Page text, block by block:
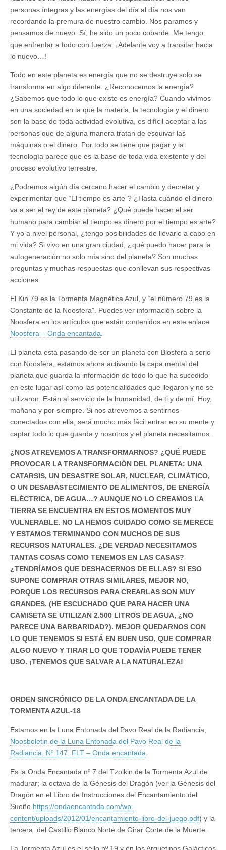
personas íntegras y las energías del día al día nos van
recordando la premura de nuestro cambio. Nos paramos y
pensamos de nuevo. Sí, he sido un poco cobarde. Me tengo
que enfrentar a todo con fuerza. ¡Adelante voy a transitar hacia
lo nuevo…!
Todo en este planeta es energía que no se destruye solo se
transforma en algo diferente. ¿Reconocemos la energía?
¿Sabemos que todo lo que existe es energía? Cuando vivimos
en una sociedad en la que la materia, la tecnología y el dinero
son la base de toda actividad evolutiva, es difícil aceptar a las
personas que de alguna manera tratan de esquivar las
máquinas o el dinero. Por todo se tiene que pagar y la
tecnología parece que es la base de toda vida existente y del
proceso evolutivo terrestre.
¿Podremos algún día cercano hacer el cambio y decretar y
experimentar que “El tiempo es arte”? ¿Hasta cuándo el dinero
va a ser el rey de este planeta? ¿Qué puede hacer el ser
humano para cambiar el tiempo es dinero por el tiempo es arte?
Y yo a nivel personal, ¿tengo posibilidades de llevarlo a cabo en
mi vida? Si vivo en una gran ciudad, ¿qué puedo hacer para la
autogeneración no solo mía sino del planeta? Son muchas
preguntas y muchas respuestas que conllevan sus respectivas
acciones.
El Kin 79 es la Tormenta Magnética Azul, y “el número 79 es la
Constante de la Noosfera”. Puedes ver información sobre la
Noosfera en los artículos que están contenidos en este enlace
Noosfera – Onda encantada.
El planeta está pasando de ser un planeta con Biosfera a serlo
con Noosfera, estamos ahora activando la capa mental del
planeta que guarda la información de todo lo que ha sucedido
en este lugar así como las potencialidades que llegaron y no se
utilizaron. Están al servicio de la humanidad, de ti y de mí. Hoy,
mañana y por siempre. Si nos atrevemos a sentirnos
conectados con ella, será mucho más fácil entrar en su mente y
captar todo lo que guarda y nosotros y el planeta necesitamos.
¿NOS ATREVEMOS A TRANSFORMARNOS? ¿QUÉ PUEDE
PROVOCAR LA TRANSFORMACIÓN DEL PLANETA: UNA
CATARSIS, UN DESASTRE SOLAR, NUCLEAR, CLIMÁTICO,
O UN DESABASTECIMIENTO DE ALIMENTOS, DE ENERGÍA
ELÉCTRICA, DE AGUA…? AUNQUE NO LO CREAMOS LA
TIERRA SE ENCUENTRA EN ESTOS MOMENTOS MUY
VULNERABLE. NO LA HEMOS CUIDADO COMO SE MERECE
Y ESTAMOS TERMINANDO CON MUCHOS DE SUS
RECURSOS NATURALES. ¿DE VERDAD NECESITAMOS
TANTAS COSAS COMO TENEMOS EN LAS CASAS?
¿TENDRÍAMOS QUE DESHACERNOS DE ELLAS? SI ESO
SUPONE COMPRAR OTRAS SIMILARES, MEJOR NO,
PORQUE LOS RECURSOS PARA CREARLAS SON MUY
GRANDES. (HE ESCUCHADO QUE PARA HACER UNA
CAMISETA SE UTILIZAN 2.500 LITROS DE AGUA, ¿NO
PARECE UNA BARBARIDAD?). MEJOR QUEDARNOS CON
LO QUE TENEMOS SI ESTÁ EN BUEN USO, QUE COMPRAR
ALGO NUEVO Y TIRAR LO QUE TODAVÍA PUEDE TENER
USO. ¡TENEMOS QUE SALVAR A LA NATURALEZA!
ORDEN SINCRÓNICO DE LA ONDA ENCANTADA DE LA
TORMENTA AZUL-18
Estamos en la Luna Entonada del Pavo Real de la Radiancia,
Noosboletin de la Luna Entonada del Pavo Real de la
Radiancia. Nº 147. FLT – Onda encantada.
Es la Onda Encantada nº 7 del Tzolkin de la Tormenta Azul de
madurar; la octava de la Génesis del Dragón (ver la Génesis del
Dragón en el Libro de Instrucciones del Encantamiento del
Sueño https://ondaencantada.com/wp-
content/uploads/2012/01/encantamiento-libro-del-juego.pdf) y la
tercera del Castillo Blanco Norte de Girar Corte de la Muerte.